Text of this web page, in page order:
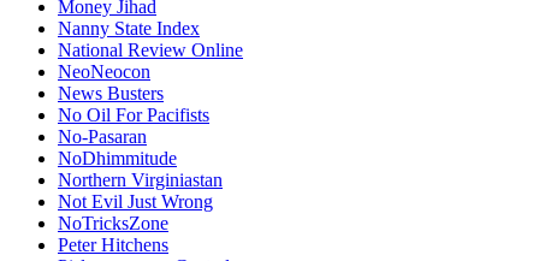
Money Jihad
Nanny State Index
National Review Online
NeoNeocon
News Busters
No Oil For Pacifists
No-Pasaran
NoDhimmitude
Northern Virginiastan
Not Evil Just Wrong
NoTricksZone
Peter Hitchens